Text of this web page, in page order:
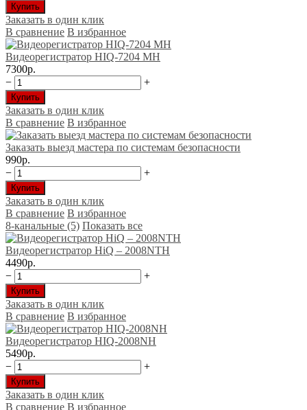
Купить
Заказать в один клик
В сравнение В избранное
Видеорегистратор HIQ-7204 МH
7300р.
−
+
Купить
Заказать в один клик
В сравнение В избранное
Заказать выезд мастера по системам безопасности
990р.
−
+
Купить
Заказать в один клик
В сравнение В избранное
8-канальные (5) Показать все
Видеорегистратор HiQ – 2008NTH
4490р.
−
+
Купить
Заказать в один клик
В сравнение В избранное
Видеорегистратор HIQ-2008NH
5490р.
−
+
Купить
Заказать в один клик
В сравнение В избранное